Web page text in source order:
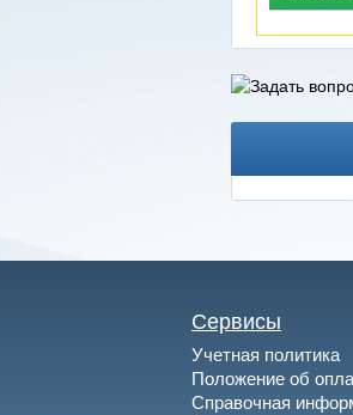
Сервисы
Учетная политика
Положение об
Справочная